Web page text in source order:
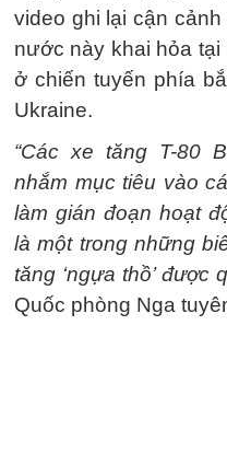
video ghi lại cận
nước này khai hỏa tại
ở chiến tuyến phía
Ukraine.
“Các xe tăng T-80
nhắm mục tiêu vào
làm gián đoạn hoạt
là một trong những
tăng ‘ngựa thồ’ được
Quốc phòng Nga